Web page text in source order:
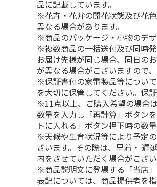
品に記載しています。
※花卉・花弁の開花状態及び花
異なる場合があります。
※商品のパッケージ・小物のデ
※複数商品の一括送付及び同時
お届け先様が同じ場合、同日の
が異なる場合がございますので
※保証書付の家電製品等につい
を大切に保管してください。保
※11点以上、ご購入希望の場合
数量を入力し「再計算」ボタン
トに入れる」ボタン押下時の数
※天候や生育状況等により予定
ざいます。その際は、早着・ 遅
内をさせていただく場合がござい
※商品説明文に登場する「当店
表記については、商品提供者を指